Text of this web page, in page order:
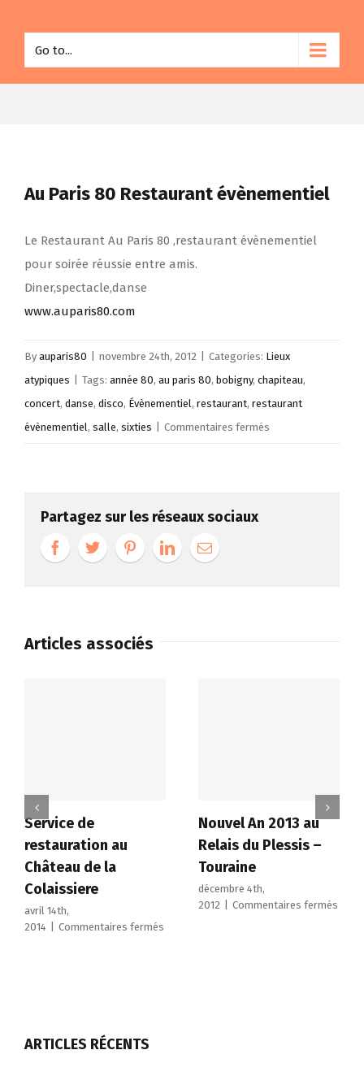
Go to...
Au Paris 80 Restaurant évènementiel
Le Restaurant Au Paris 80 ,restaurant évènementiel
pour soirée réussie entre amis.
Diner,spectacle,danse
www.auparis80.com
By auparis80 novembre 24th, 2012 Categories: Lieux
atypiques
Tags: année 80, au paris 80, bobigny, chapiteau,
concert, danse, disco, Évènementiel, restaurant, restaurant
évènementiel, salle, sixties Commentaires fermés
Partagez sur les réseaux sociaux
Articles associés
Service de
restauration au
Château de la
Colaissiere
avril 14th,
2014
Commentaires fermés
Nouvel An 2013 au
Relais du Plessis –
Touraine
décembre 4th,
2012
Commentaires fermés
ARTICLES RÉCENTS